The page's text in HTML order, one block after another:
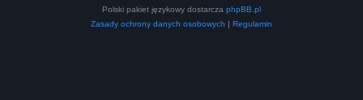
Polski pakiet językowy dostarcza phpBB.pl
Zasady ochrony danych osobowych | Regulamin